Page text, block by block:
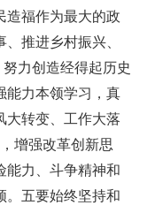
造福作为最大的政
推进乡村振兴、
力创造经得起历史
能力本领学习，真
大转变、工作大落
增强改革创新思
能力、斗争精神和
。五要始终坚持和